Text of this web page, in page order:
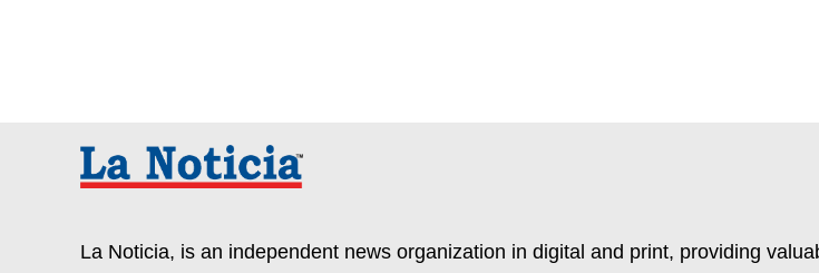
La Noticia, is an independent news organization in digital and print, providing